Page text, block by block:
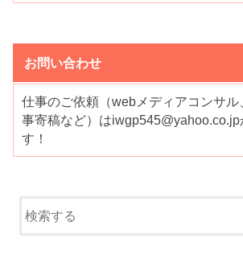
お問い合わせ
仕事のご依頼（webメディアコンサ
事寄稿など）はiwgp545@yahoo.co.jp
す！